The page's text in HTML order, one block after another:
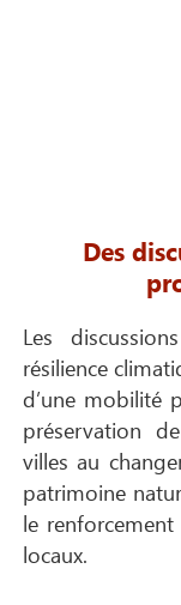
Des
Les
résilience
d’une mobilité
préservation
villes au
patrimoine
le
locaux.